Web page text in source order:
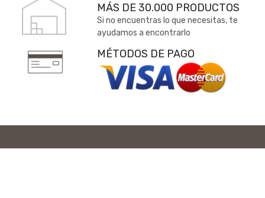
MÁS DE 30.000 PRODUCTOS
Si no encuentras lo que necesitas, te
ayudamos a encontrarlo
MÉTODOS DE PAGO